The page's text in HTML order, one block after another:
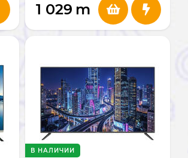
1 029 m
В НАЛИЧИИ